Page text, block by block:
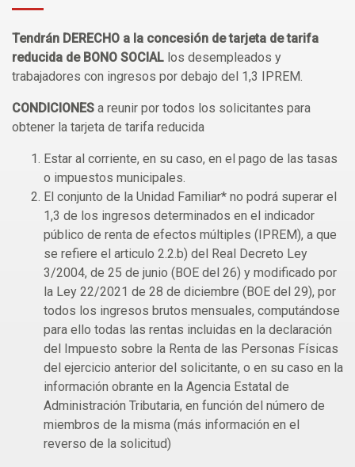
Tendrán DERECHO a la concesión de tarjeta de tarifa
reducida de BONO SOCIAL los desempleados y
trabajadores con ingresos por debajo del 1,3 IPREM.
CONDICIONES a reunir por todos los solicitantes para
obtener la tarjeta de tarifa reducida
Estar al corriente, en su caso, en el pago de las tasas
o impuestos municipales.
El conjunto de la Unidad Familiar* no podrá superar el
1,3 de los ingresos determinados en el indicador
público de renta de efectos múltiples (IPREM), a que
se refiere el articulo 2.2.b) del Real Decreto Ley
3/2004, de 25 de junio (BOE del 26) y modificado por
la Ley 22/2021 de 28 de diciembre (BOE del 29), por
todos los ingresos brutos mensuales, computándose
para ello todas las rentas incluidas en la declaración
del Impuesto sobre la Renta de las Personas Físicas
del ejercicio anterior del solicitante, o en su caso en la
información obrante en la Agencia Estatal de
Administración Tributaria, en función del número de
miembros de la misma (más información en el
reverso de la solicitud)